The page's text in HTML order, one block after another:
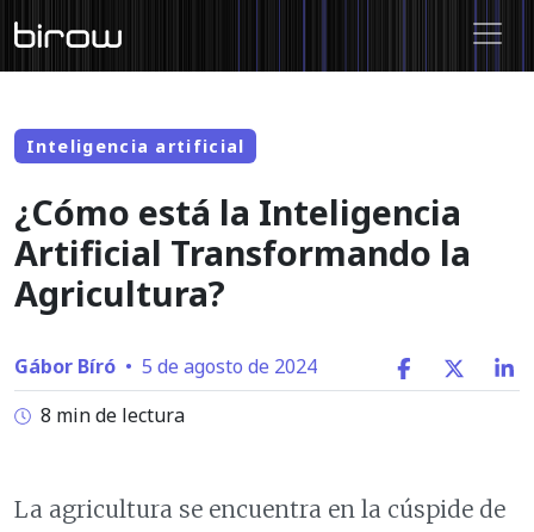
Inteligencia artificial
¿Cómo está la Inteligencia
Artificial Transformando la
Agricultura?
Gábor Bíró • 5 de agosto de 2024
8 min de lectura
La agricultura se encuentra en la cúspide de